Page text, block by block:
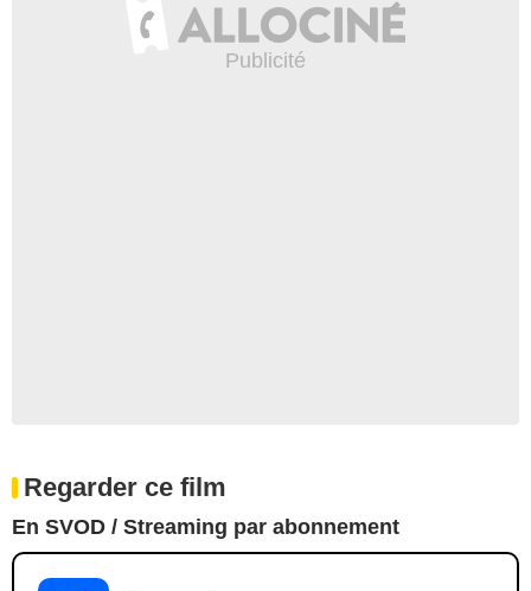
Regarder ce film
En SVOD / Streaming par abonnement